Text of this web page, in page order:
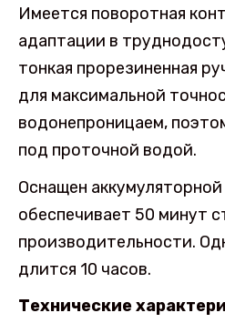
Имеется поворотная
адаптации в
тонкая прорезиненная
для максимальной
водонепроницаем,
под проточной водой.
Оснащен
обеспечивает 50 минут
производительности.
длится 10 часов.
Технические